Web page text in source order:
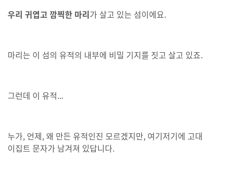
우리 귀엽고 깜찍한 마리가 살고 있는 섬이에요.
마리는 이 섬의 유적의 내부에 비밀 기지를 짓고 살고 있죠.
그런데 이 유적...
누가, 언제, 왜 만든 유적인진 모르겠지만, 여기저기에 고대
이집트 문자가 남겨져 있답니다.